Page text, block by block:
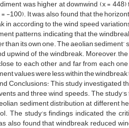
was higher at downwind (x =
-100). It was also found that the
in according to the wind speed
patterns, indicating that the
than its own one. The aeolian
upwind of the windbreak. Moreover,
to each other and far from each
values were less within the
Conclusions: This study investigated
and three wind speeds. The
sediment distribution at different
The study’s findings indicated the
also found that windbreak reduced